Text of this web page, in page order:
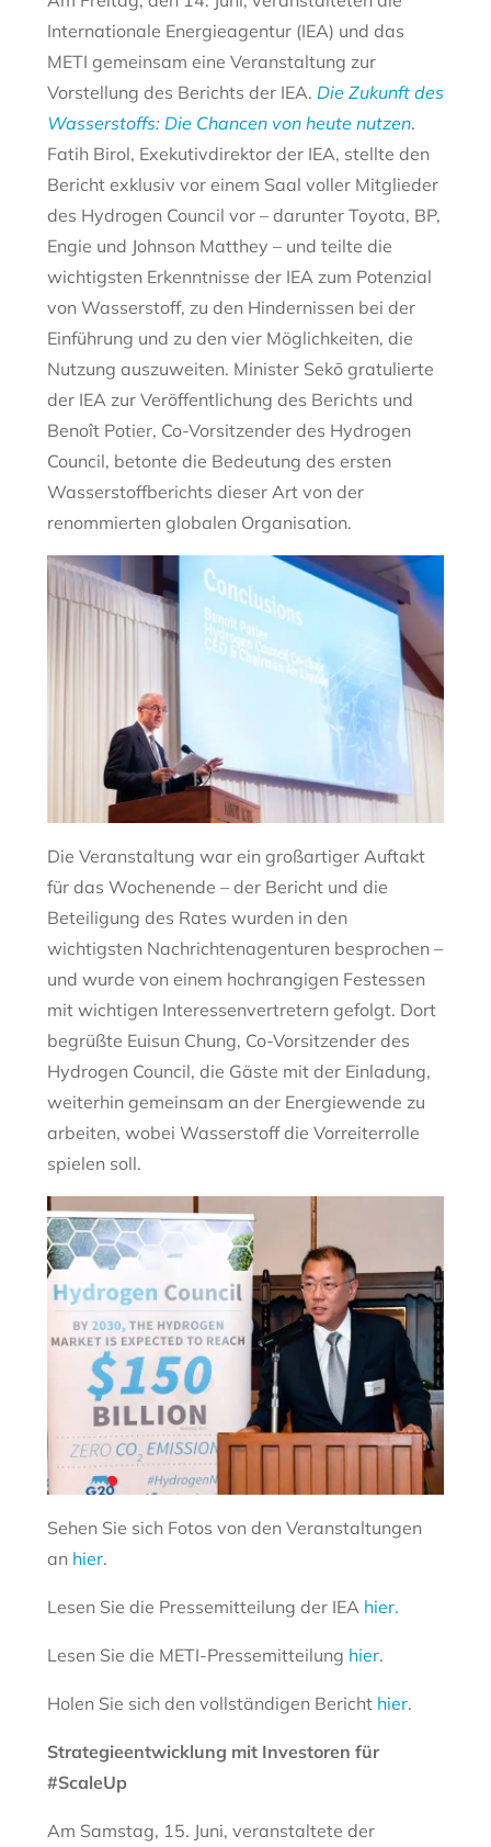
Internationale Energieagentur (IEA) und das
METI gemeinsam eine Veranstaltung zur
Vorstellung des Berichts der IEA. Die Zukunft des
Wasserstoffs: Die Chancen von heute nutzen.
Fatih Birol, Exekutivdirektor der IEA, stellte den
Bericht exklusiv vor einem Saal voller Mitglieder
des Hydrogen Council vor – darunter Toyota, BP,
Engie und Johnson Matthey – und teilte die
wichtigsten Erkenntnisse der IEA zum Potenzial
von Wasserstoff, zu den Hindernissen bei der
Einführung und zu den vier Möglichkeiten, die
Nutzung auszuweiten. Minister Sekō gratulierte
der IEA zur Veröffentlichung des Berichts und
Benoît Potier, Co-Vorsitzender des Hydrogen
Council, betonte die Bedeutung des ersten
Wasserstoffberichts dieser Art von der
renommierten globalen Organisation.
Die Veranstaltung war ein großartiger Auftakt
für das Wochenende – der Bericht und die
Beteiligung des Rates wurden in den
wichtigsten Nachrichtenagenturen besprochen –
und wurde von einem hochrangigen Festessen
mit wichtigen Interessenvertretern gefolgt. Dort
begrüßte Euisun Chung, Co-Vorsitzender des
Hydrogen Council, die Gäste mit der Einladung,
weiterhin gemeinsam an der Energiewende zu
arbeiten, wobei Wasserstoff die Vorreiterrolle
spielen soll.
Sehen Sie sich Fotos von den Veranstaltungen
an hier.
Lesen Sie die Pressemitteilung der IEA hier.
Lesen Sie die METI-Pressemitteilung hier.
Holen Sie sich den vollständigen Bericht hier.
Strategieentwicklung mit Investoren für
#ScaleUp
Am Samstag, 15. Juni, veranstaltete der